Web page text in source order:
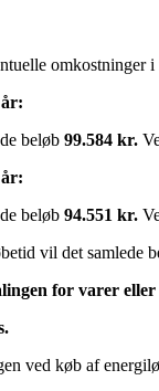
omkostninger
beløb 99.584 kr.
beløb 94.551 kr.
vil det samlede
for varer
ved køb af